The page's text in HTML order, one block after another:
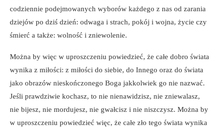
codziennie podejmowanych wyborów każdego z nas od zarania
dziejów po dziś dzień: odwaga i strach, pokój i wojna, życie czy
śmierć a także: wolność i zniewolenie.
Można by więc w uproszczeniu powiedzieć, że całe dobro świata
wynika z miłości: z miłości do siebie, do Innego oraz do świata
jako obrazów nieskończonego Boga jakkolwiek go nie nazwać.
Jeśli prawdziwie kochasz, to nie nienawidzisz, nie zniewalasz,
nie bijesz, nie mordujesz, nie gwałcisz i nie niszczysz. Można by
w uproszczeniu powiedzieć więc, że całe zło tego świata wynika